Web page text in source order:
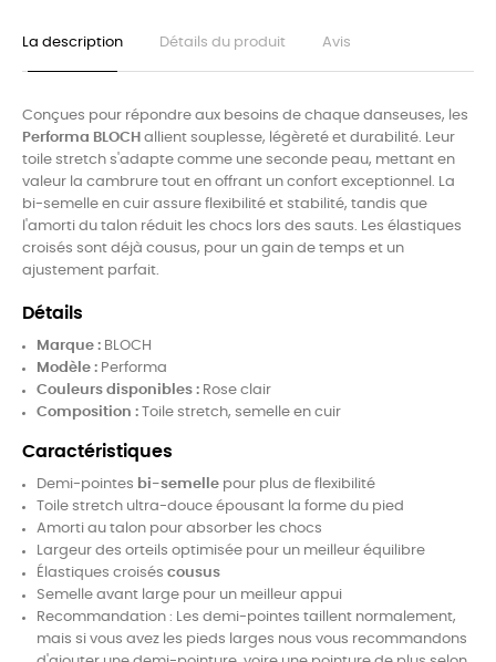
La description Détails du produit Avis
Conçues pour répondre aux besoins de chaque danseuses, les
Performa BLOCH allient souplesse, légèreté et durabilité. Leur
toile stretch s'adapte comme une seconde peau, mettant en
valeur la cambrure tout en offrant un confort exceptionnel. La
bi-semelle en cuir assure flexibilité et stabilité, tandis que
l'amorti du talon réduit les chocs lors des sauts. Les élastiques
croisés sont déjà cousus, pour un gain de temps et un
ajustement parfait.
Détails
Marque : BLOCH
Modèle : Performa
Couleurs disponibles : Rose clair
Composition : Toile stretch, semelle en cuir
Caractéristiques
Demi-pointes bi-semelle pour plus de flexibilité
Toile stretch ultra-douce épousant la forme du pied
Amorti au talon pour absorber les chocs
Largeur des orteils optimisée pour un meilleur équilibre
Élastiques croisés cousus
Semelle avant large pour un meilleur appui
Recommandation : Les demi-pointes taillent normalement,
mais si vous avez les pieds larges nous vous recommandons